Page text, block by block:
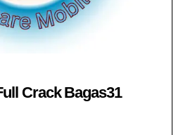
Crack Bagas31